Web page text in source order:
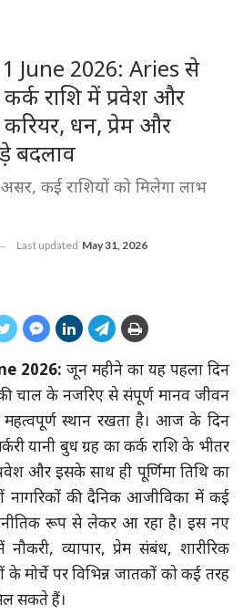
June 2026: Aries से
राशि में प्रवेश और
करियर, धन, प्रेम और
बदलाव
कई राशियों को मिलेगा लाभ
Last updated May 31, 2026
2026: जून महीने का यह पहला दिन
की चाल के नजरिए से संपूर्ण मानव जीवन
स्थान रखता है। आज के दिन
यानी बुध ग्रह का कर्क राशि के भीतर
और इसके साथ ही पूर्णिमा तिथि का
नागरिकों की दैनिक आजीविका में कई
रूप से लेकर आ रहा है। इस नए
व्यापार, प्रेम संबंध, शारीरिक
मोर्चे पर विभिन्न जातकों को कई तरह
सकते हैं।